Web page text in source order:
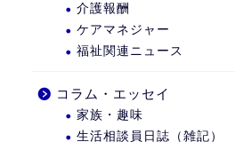
介護報酬
ケアマネジャー
福祉関連ニュース
コラム・エッセイ
家族・趣味
生活相談員日誌（雑記）